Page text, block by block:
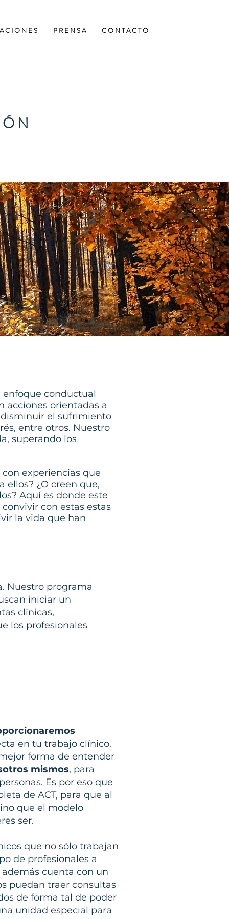
C I O N E S P R E N S A C O N T A C T O
enfoque conductual
acciones orientadas a
disminuir el sufrimiento
entre otros. Nuestro
superando los
experiencias que
¿O creen que,
Aquí es donde este
con estas estas
la vida que han
Nuestro programa
iniciar un
clínicas,
los profesionales
en tu trabajo clínico.
forma de entender
mismos, para
Es por eso que
de ACT, para que al
que el modelo
ser.
que no sólo trabajan
de profesionales a
cuenta con un
puedan traer consultas
de forma tal de poder
unidad especial para